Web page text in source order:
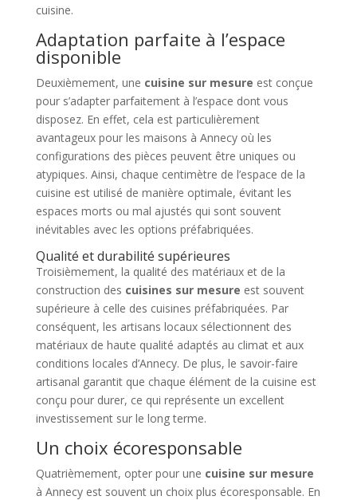
cuisine.
Adaptation parfaite à l’espace
disponible
Deuxièmement, une cuisine sur mesure est conçue
pour s’adapter parfaitement à l’espace dont vous
disposez. En effet, cela est particulièrement
avantageux pour les maisons à Annecy où les
configurations des pièces peuvent être uniques ou
atypiques. Ainsi, chaque centimètre de l’espace de la
cuisine est utilisé de manière optimale, évitant les
espaces morts ou mal ajustés qui sont souvent
inévitables avec les options préfabriquées.
Qualité et durabilité supérieures
Troisièmement, la qualité des matériaux et de la
construction des cuisines sur mesure est souvent
supérieure à celle des cuisines préfabriquées. Par
conséquent, les artisans locaux sélectionnent des
matériaux de haute qualité adaptés au climat et aux
conditions locales d’Annecy. De plus, le savoir-faire
artisanal garantit que chaque élément de la cuisine est
conçu pour durer, ce qui représente un excellent
investissement sur le long terme.
Un choix écoresponsable
Quatrièmement, opter pour une cuisine sur mesure
à Annecy est souvent un choix plus écoresponsable. En